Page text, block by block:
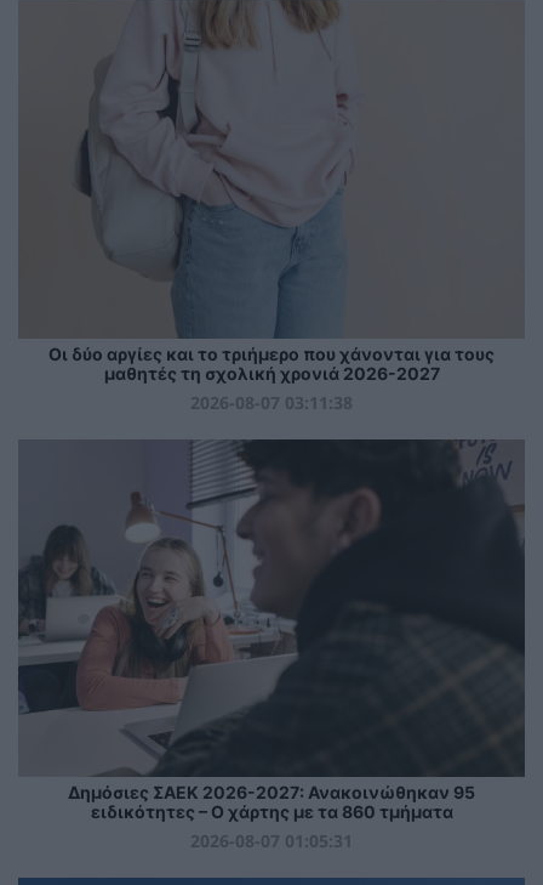
Οι δύο αργίες και το τριήμερο που χάνονται για τους
μαθητές τη σχολική χρονιά 2026-2027
2026-08-07 03:11:38
Δημόσιες ΣΑΕΚ 2026-2027: Ανακοινώθηκαν 95
ειδικότητες – Ο χάρτης με τα 860 τμήματα
2026-08-07 01:05:31